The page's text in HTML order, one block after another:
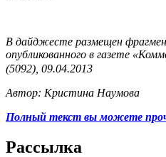
В дайджесте размещен
опубликованного в газете «
(5092), 09.04.2013
Автор: Кристина Наумова
Полный текст вы можете
Рассылка